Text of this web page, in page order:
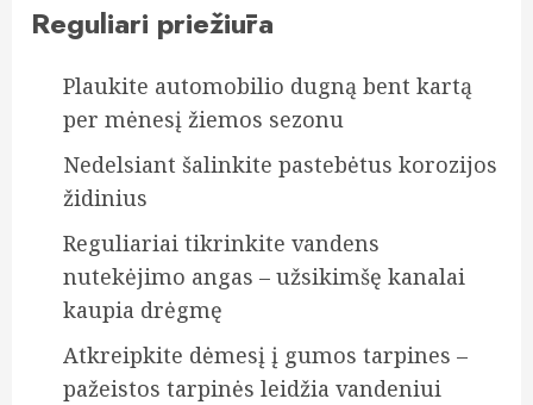
Reguliari priežiūra
Plaukite automobilio dugną bent kartą
per mėnesį žiemos sezonu
Nedelsiant šalinkite pastebėtus korozijos
židinius
Reguliariai tikrinkite vandens
nutekėjimo angas – užsikimšę kanalai
kaupia drėgmę
Atkreipkite dėmesį į gumos tarpines –
pažeistos tarpinės leidžia vandeniui